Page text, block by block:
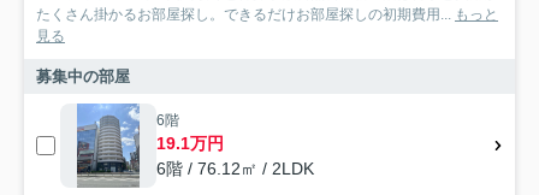
たくさん掛かるお部屋探し。できるだけお部屋探しの初期費用... もっと
見る
募集中の部屋
6階
19.1万円
6階 / 76.12㎡ / 2LDK